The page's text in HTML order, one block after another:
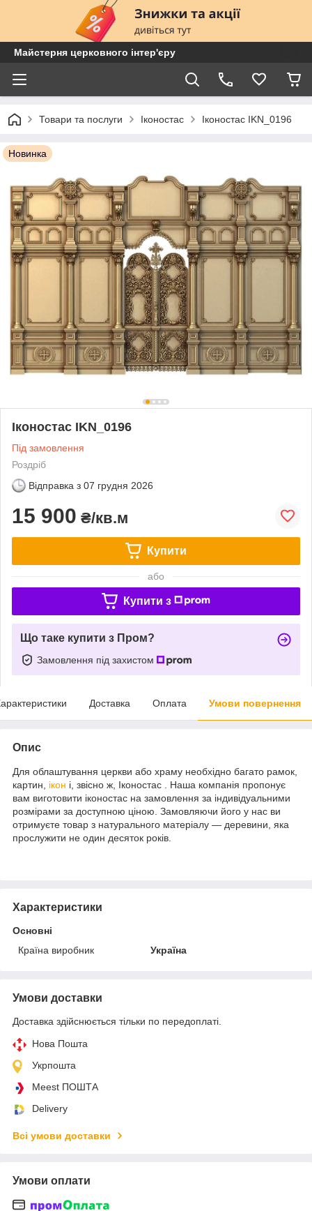
Майстерня церковного інтер'єру
Товари та послуги Іконостас Іконостас IKN_0196
Новинка
Іконостас IKN_0196
Під замовлення
Роздріб
Відправка з 07 грудня 2026
15 900 ₴/кв.м
Купити
або
Купити з
Що таке купити з Пром?
Замовлення під захистом
Доставка Оплата Умови повернення
Опис
Для облаштування церкви або храму необхідно багато рамок,
картин, ікон і, звісно ж, Іконостас . Наша компанія пропонує
вам виготовити іконостас на замовлення за індивідуальними
розмірами за доступною ціною. Замовляючи його у нас ви
отримуєте товар з натурального матеріалу — деревини, яка
прослужити не один десяток років.
Характеристики
Основні
Країна виробник
Україна
Умови доставки
Доставка здійснюється тільки по передоплаті.
Нова Пошта
Укрпошта
Meest ПОШТА
Delivery
Всі умови доставки
Умови оплати